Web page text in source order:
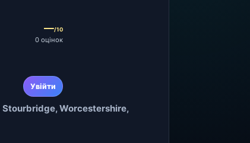
—/10
0 оцінок
Увійти
Stourbridge, Worcestershire,